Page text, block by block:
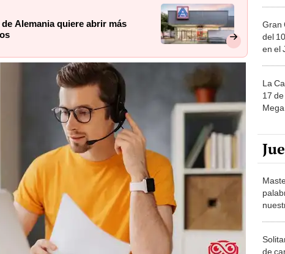
Alemania quiere abrir más
Gran
del
en
La
17
de